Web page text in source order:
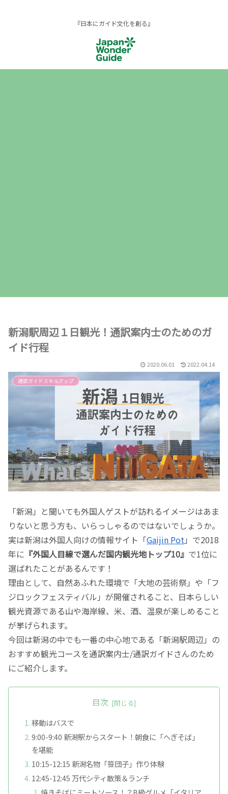
『日本にガイド文化を創る』
新潟駅周辺１日観光！通訳案内士のためのガ
イド行程
2020.06.01 2022.04.14
通訳ガイドスキルアップ
「新潟」と聞いても外国人ゲストが訪れるイメージはあま
りないと思う方も、いらっしゃるのではないでしょうか。
実は新潟は外国人向けの情報サイト「Gaijin Pot」で2018
年に 『外国人目線で選んだ国内観光地トップ10』 で1位に
選ばれたことがあるんです！
理由として、自然あふれた環境で「大地の芸術祭」や「フ
ジロックフェスティバル」が開催されること、日本らしい
観光資源である山や海岸線、米、酒、温泉が楽しめること
が挙げられます。
今回は新潟の中でも一番の中心地である「新潟駅周辺」の
おすすめ観光コースを通訳案内士/通訳ガイドさんのため
にご紹介します。
目次
移動はバスで
9:00-9:40 新潟駅からスタート！朝食に「へぎそば」
を堪能
10:15-12:15 新潟名物「笹団子」作り体験
12:45-12:45 万代シティ散策＆ランチ